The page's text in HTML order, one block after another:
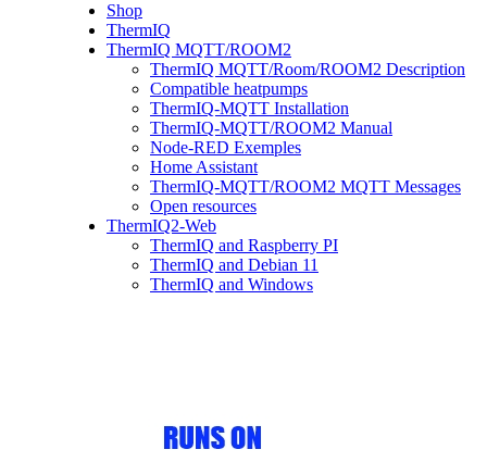
Shop
ThermIQ
ThermIQ MQTT/ROOM2
ThermIQ MQTT/Room/ROOM2 Description
Compatible heatpumps
ThermIQ-MQTT Installation
ThermIQ-MQTT/ROOM2 Manual
Node-RED Exemples
Home Assistant
ThermIQ-MQTT/ROOM2 MQTT Messages
Open resources
ThermIQ2-Web
ThermIQ and Raspberry PI
ThermIQ and Debian 11
ThermIQ and Windows